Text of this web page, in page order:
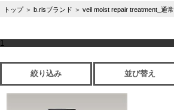
トップ ＞ b.risブランド ＞ veil moist repair treatment_通常
1
絞り込み 並び替え